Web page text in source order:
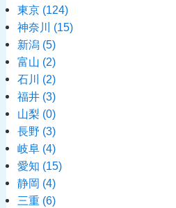
東京 (124)
神奈川 (15)
新潟 (5)
富山 (2)
石川 (2)
福井 (3)
山梨 (0)
長野 (3)
岐阜 (4)
愛知 (15)
静岡 (4)
三重 (6)